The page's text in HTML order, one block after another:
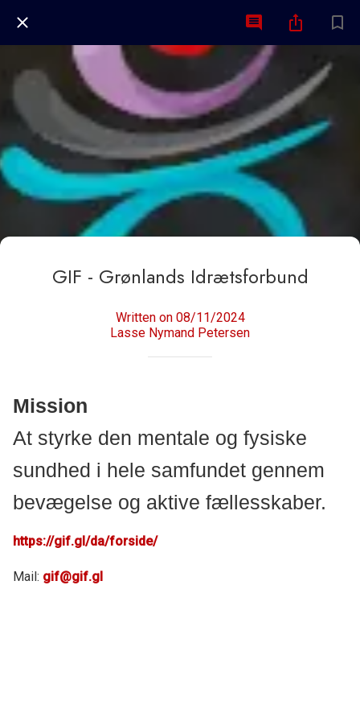
GIF - Grønlands Idrætsforbund
Written on 08/11/2024
Lasse Nymand Petersen
Mission
At styrke den mentale og fysiske
sundhed i hele samfundet gennem
bevægelse og aktive fællesskaber.
https://gif.gl/da/forside/
Mail: gif@gif.gl